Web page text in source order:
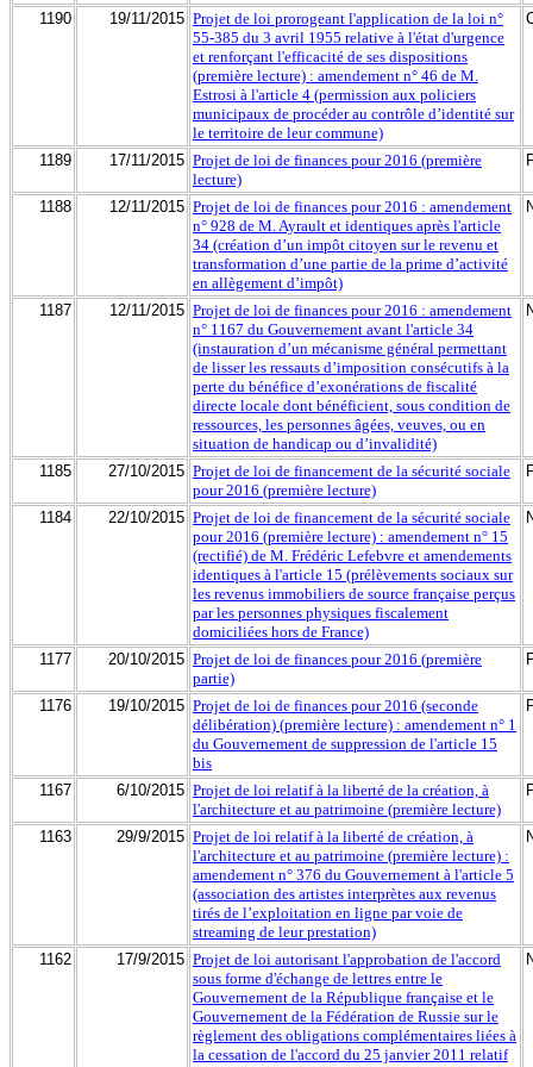
1190 19/11/2015 Projet de loi prorogeant l'application de la loi n°
55-385 du 3 avril 1955 relative à l'état d'urgence
et renforçant l'efficacité de ses dispositions
(première lecture) : amendement n° 46 de M.
Estrosi à l'article 4 (permission aux policiers
municipaux de procéder au contrôle d’identité sur
le territoire de leur commune)
1189 17/11/2015 Projet de loi de finances pour 2016 (première
lecture)
1188 12/11/2015 Projet de loi de finances pour 2016 : amendement
n° 928 de M. Ayrault et identiques après l'article
34 (création d’un impôt citoyen sur le revenu et
transformation d’une partie de la prime d’activité
en allègement d’impôt)
1187 12/11/2015 Projet de loi de finances pour 2016 : amendement
n° 1167 du Gouvernement avant l'article 34
(instauration d’un mécanisme général permettant
de lisser les ressauts d’imposition consécutifs à la
perte du bénéfice d’exonérations de fiscalité
directe locale dont bénéficient, sous condition de
ressources, les personnes âgées, veuves, ou en
situation de handicap ou d’invalidité)
1185 27/10/2015 Projet de loi de financement de la sécurité sociale
pour 2016 (première lecture)
1184 22/10/2015 Projet de loi de financement de la sécurité sociale
pour 2016 (première lecture) : amendement n° 15
(rectifié) de M. Frédéric Lefebvre et amendements
identiques à l'article 15 (prélèvements sociaux sur
les revenus immobiliers de source française perçus
par les personnes physiques fiscalement
domiciliées hors de France)
1177 20/10/2015 Projet de loi de finances pour 2016 (première
partie)
1176 19/10/2015 Projet de loi de finances pour 2016 (seconde
délibération) (première lecture) : amendement n° 1
du Gouvernement de suppression de l'article 15
bis
1167 6/10/2015 Projet de loi relatif à la liberté de la création, à
l'architecture et au patrimoine (première lecture)
1163 29/9/2015 Projet de loi relatif à la liberté de création, à
l'architecture et au patrimoine (première lecture) :
amendement n° 376 du Gouvernement à l'article 5
(association des artistes interprètes aux revenus
tirés de l’exploitation en ligne par voie de
streaming de leur prestation)
1162 17/9/2015 Projet de loi autorisant l'approbation de l'accord
sous forme d'échange de lettres entre le
Gouvernement de la République française et le
Gouvernement de la Fédération de Russie sur le
règlement des obligations complémentaires liées à
la cessation de l'accord du 25 janvier 2011 relatif